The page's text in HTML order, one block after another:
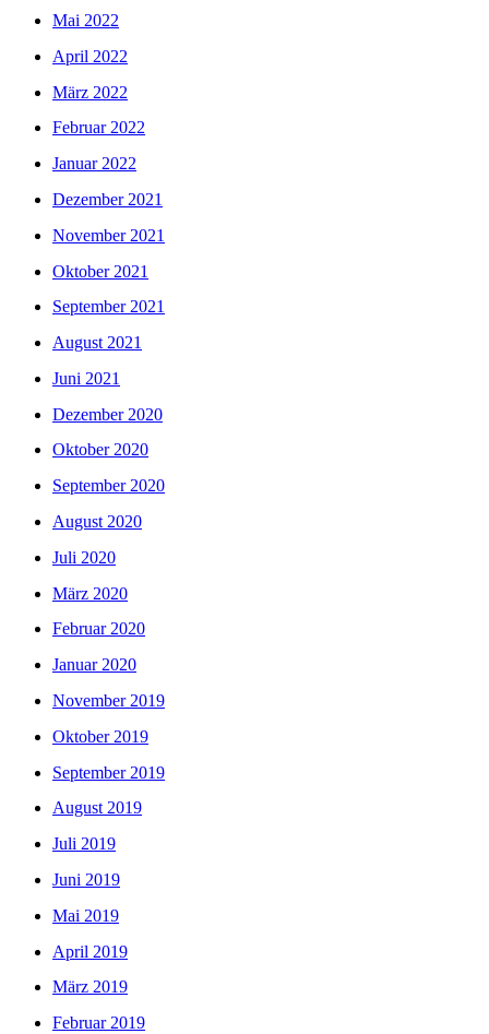
Mai 2022
April 2022
März 2022
Februar 2022
Januar 2022
Dezember 2021
November 2021
Oktober 2021
September 2021
August 2021
Juni 2021
Dezember 2020
Oktober 2020
September 2020
August 2020
Juli 2020
März 2020
Februar 2020
Januar 2020
November 2019
Oktober 2019
September 2019
August 2019
Juli 2019
Juni 2019
Mai 2019
April 2019
März 2019
Februar 2019